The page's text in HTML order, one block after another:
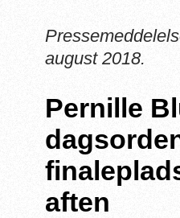
august 2018.
Pernille
aften